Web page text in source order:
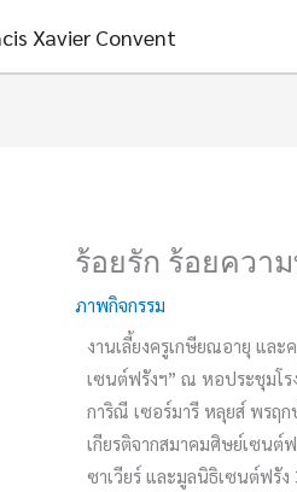
Xavier Convent
ร้อยรัก ร้อยควา
ภาพกิจกรรม
งานเลี้ยงครูเกษียณอายุ และ
เซนต์ฟรังฯ” ณ หอประชุมโร
การิณี เซอร์มารี หลุยส์ พรฤ
เกียรติจากสมาคมศิษย์เซนต์
ซาเวียร์ และมูลนิธิเซนต์ฟรั